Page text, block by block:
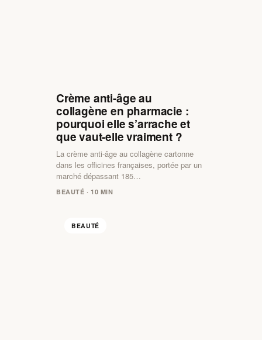
Crème anti-âge au
collagène en pharmacie :
pourquoi elle s’arrache et
que vaut-elle vraiment ?
La crème anti-âge au collagène cartonne
dans les officines françaises, portée par un
marché dépassant 185…
BEAUTÉ · 10 MIN
BEAUTÉ